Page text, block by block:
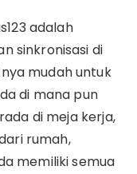
adalah
sinkronisasi di
mudah untuk
di mana pun
di meja kerja,
rumah,
memiliki semua